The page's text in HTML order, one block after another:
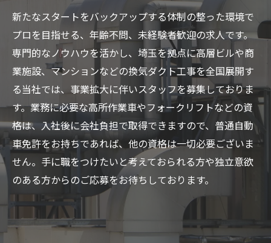
新たなスタートをバックアップする体制の整った環境で
プロを目指せる、年齢不問、未経験者歓迎の求人です。
専門的なノウハウを活かし、埼玉を拠点に高層ビルや商
業施設、マンションなどの換気ダクト工事を全国展開す
る当社では、事業拡大に伴いスタッフを募集しておりま
す。業務に必要な高所作業車やフォークリフトなどの資
格は、入社後に会社負担で取得できますので、普通自動
車免許をお持ちであれば、他の資格は一切必要ございま
せん。手に職をつけたいと考えておられる方や独立意欲
のある方からのご応募をお待ちしております。